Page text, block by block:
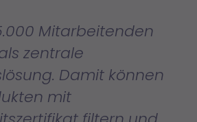
Mitarbeitenden
zentrale
Damit können
mit